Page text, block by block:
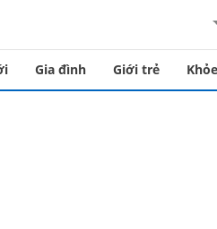
Gia đình Giới trẻ